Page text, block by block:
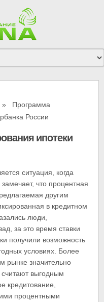
» Программа
России
ипотеки
ситуация, когда
что процентная
другим
в кредитном
люди,
за это время ставки
получили возможность
условиях. Более
рынке значительно
считают выгодным
кредитование,
процентными